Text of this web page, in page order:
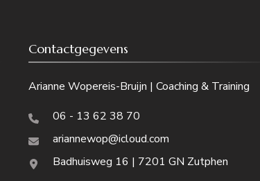
Contactgegevens
Arianne Wopereis-Bruijn | Coaching & Training
06 - 13 62 38 70
ariannewop@icloud.com
Badhuisweg 16 | 7201 GN Zutphen